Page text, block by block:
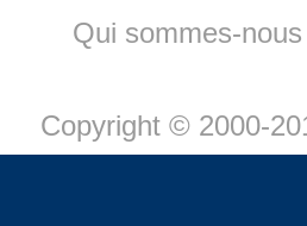
Qui sommes-
Copyright © 2000-